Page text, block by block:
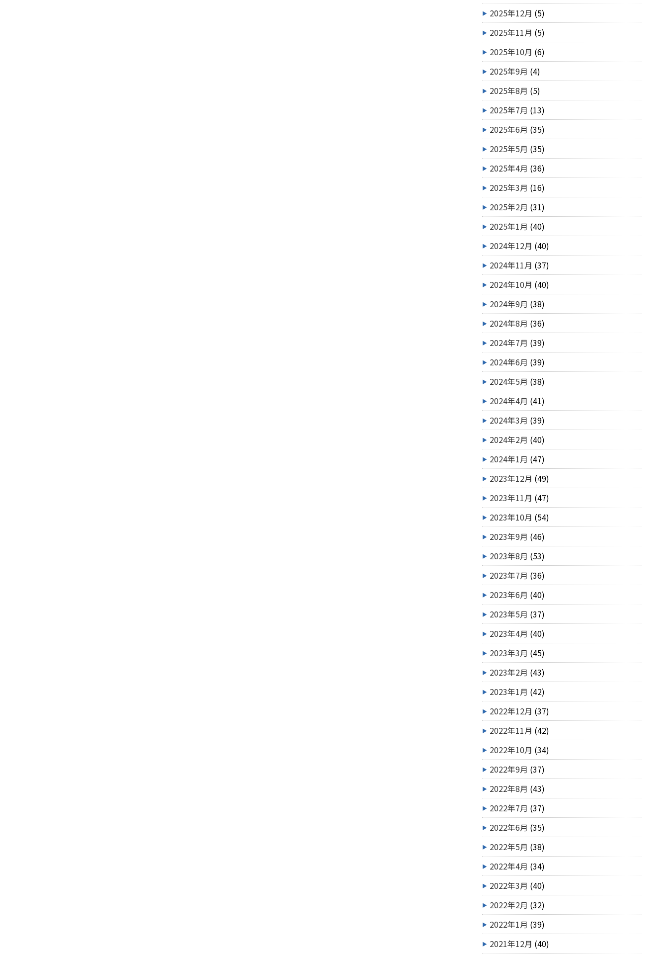
2025年12月 (5)
2025年11月 (5)
2025年10月 (6)
2025年9月 (4)
2025年8月 (5)
2025年7月 (13)
2025年6月 (35)
2025年5月 (35)
2025年4月 (36)
2025年3月 (16)
2025年2月 (31)
2025年1月 (40)
2024年12月 (40)
2024年11月 (37)
2024年10月 (40)
2024年9月 (38)
2024年8月 (36)
2024年7月 (39)
2024年6月 (39)
2024年5月 (38)
2024年4月 (41)
2024年3月 (39)
2024年2月 (40)
2024年1月 (47)
2023年12月 (49)
2023年11月 (47)
2023年10月 (54)
2023年9月 (46)
2023年8月 (53)
2023年7月 (36)
2023年6月 (40)
2023年5月 (37)
2023年4月 (40)
2023年3月 (45)
2023年2月 (43)
2023年1月 (42)
2022年12月 (37)
2022年11月 (42)
2022年10月 (34)
2022年9月 (37)
2022年8月 (43)
2022年7月 (37)
2022年6月 (35)
2022年5月 (38)
2022年4月 (34)
2022年3月 (40)
2022年2月 (32)
2022年1月 (39)
2021年12月 (40)